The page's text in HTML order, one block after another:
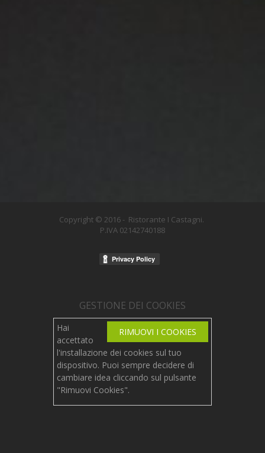
Copyright © 2016 - Ristorante I Castagni.
P.IVA 02142740188
GESTIONE DEI COOKIES
RIMUOVI I COOKIES
Hai
accettato
l'installazione dei cookies sul tuo
dispositivo. Puoi sempre decidere di
cambiare idea cliccando sul pulsante
"Rimuovi Cookies".